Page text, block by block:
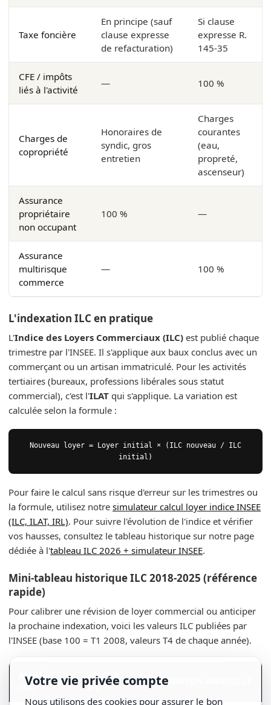
Taxe foncière
En principe (sauf
clause expresse
de refacturation)
Si clause
expresse R.
145-35
CFE / impôts
liés à l'activité
— 100 %
Charges de
copropriété
Honoraires de
syndic, gros
entretien
Charges
courantes
(eau,
propreté,
ascenseur)
Assurance
propriétaire
non occupant
100 % —
Assurance
multirisque
commerce
— 100 %
L'indexation ILC en pratique
L'Indice des Loyers Commerciaux (ILC) est publié chaque
trimestre par l'INSEE. Il s'applique aux baux conclus avec un
commerçant ou un artisan immatriculé. Pour les activités
tertiaires (bureaux, professions libérales sous statut
commercial), c'est l'ILAT qui s'applique. La variation est
calculée selon la formule :
Nouveau loyer = Loyer initial × (ILC nouveau / ILC
initial)
Pour faire le calcul sans risque d'erreur sur les trimestres ou
la formule, utilisez notre simulateur calcul loyer indice INSEE
(ILC, ILAT, IRL). Pour suivre l'évolution de l'indice et vérifier
vos hausses, consultez le tableau historique sur notre page
dédiée à l'tableau ILC 2026 + simulateur INSEE.
Mini-tableau historique ILC 2018-2025 (référence
rapide)
Pour calibrer une révision de loyer commercial ou anticiper
la prochaine indexation, voici les valeurs ILC publiées par
l'INSEE (base 100 = T1 2008, valeurs T4 de chaque année).
ANNÉE
(T4)
VALEUR
ILC
VARIATION ANNUELLE
Votre vie privée compte
Nous utilisons des cookies pour assurer le bon